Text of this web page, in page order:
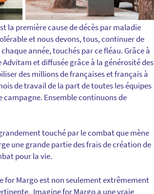
la première cause de décès par maladie
et nous devons, tous, continuer de
année, touchés par ce fléau. Grâce à
et diffusée grâce à la générosité des
des millions de françaises et français à
de travail de la part de toutes les équipes
Ensemble continuons de
touché par le combat que mène
une grande partie des frais de création de
pour la vie.
for Margo est non seulement extrêmement
Imagine for Margo a une vraie